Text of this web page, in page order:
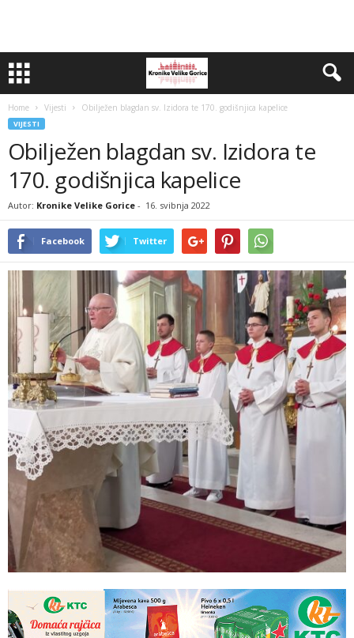
Home Vijesti Obilježen blagdan sv. Izidora te 170. godišnjica kapelice
VIJESTI
Obilježen blagdan sv. Izidora te
170. godišnjica kapelice
Autor: Kronike Velike Gorice - 16. svibnja 2022
Facebook Twitter